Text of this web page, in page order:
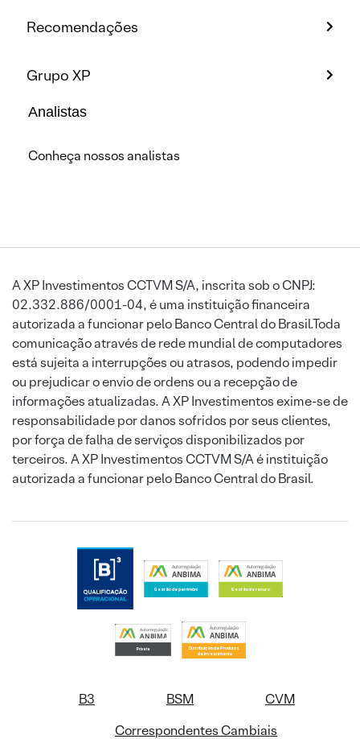
Recomendações
Grupo XP
Analistas
Conheça nossos analistas
A XP Investimentos CCTVM S/A, inscrita sob o CNPJ:
02.332.886/0001-04, é uma instituição financeira
autorizada a funcionar pelo Banco Central do Brasil.Toda
comunicação através de rede mundial de computadores
está sujeita a interrupções ou atrasos, podendo impedir
ou prejudicar o envio de ordens ou a recepção de
informações atualizadas. A XP Investimentos exime-se de
responsabilidade por danos sofridos por seus clientes,
por força de falha de serviços disponibilizados por
terceiros. A XP Investimentos CCTVM S/A é instituição
autorizada a funcionar pelo Banco Central do Brasil.
B3 BSM
CVM
Correspondentes Cambiais